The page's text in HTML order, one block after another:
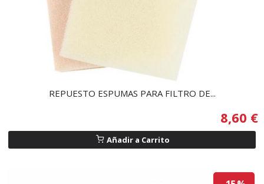
REPUESTO ESPUMAS PARA FILTRO DE...
8,60 €
Añadir a Carrito